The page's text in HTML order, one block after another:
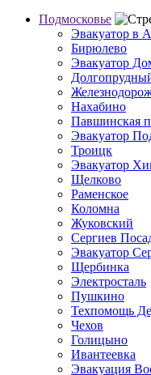
Подмосковье
Эвакуатор в
Бирюлево
Эвакуатор
Нахабино
Павшинская
Эвакуатор
Троицк
Эвакуатор
Щелково
Раменское
Коломна
Жуковский
Сергиев
Эвакуатор
Щербинка
Электросталь
Пушкино
Техпомощь
Чехов
Голицыно
Ивантеевка
Эвакуация